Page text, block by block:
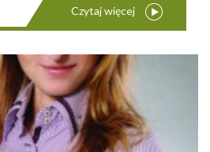
Czytaj więcej